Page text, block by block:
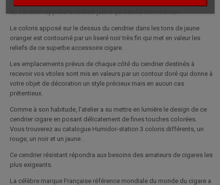
du cendrier rappelle la couleur jaune qui habille son intérieur.
Le coloris apposé sur le dessus du cendrier dans les tons de jaune
oranger est contourné par un liseré noir très fin qui met en valeur les
reliefs de ce superbe accessoire cigare.
Les emplacements prévus de chaque côté du cendrier destinés à
recevoir vos vitoles sont mis en valeurs par un contour doré qui donne à
votre objet de décoration un style précieux mais en aucun cas
prétentieux.
Comme à son habitude, l’atelier a su mettre en lumière le design de ce
cendrier cigare en posant délicatement de fines touches colorées.
Vous trouverez au catalogue Humidor-station 3 coloris différents, un
rouge, un noir et un jaune.
Ce cendrier résistant répondra aux besoins des amateurs de cigares les
plus exigeants.
La célèbre marque Française référence mondiale du monde du cigare a